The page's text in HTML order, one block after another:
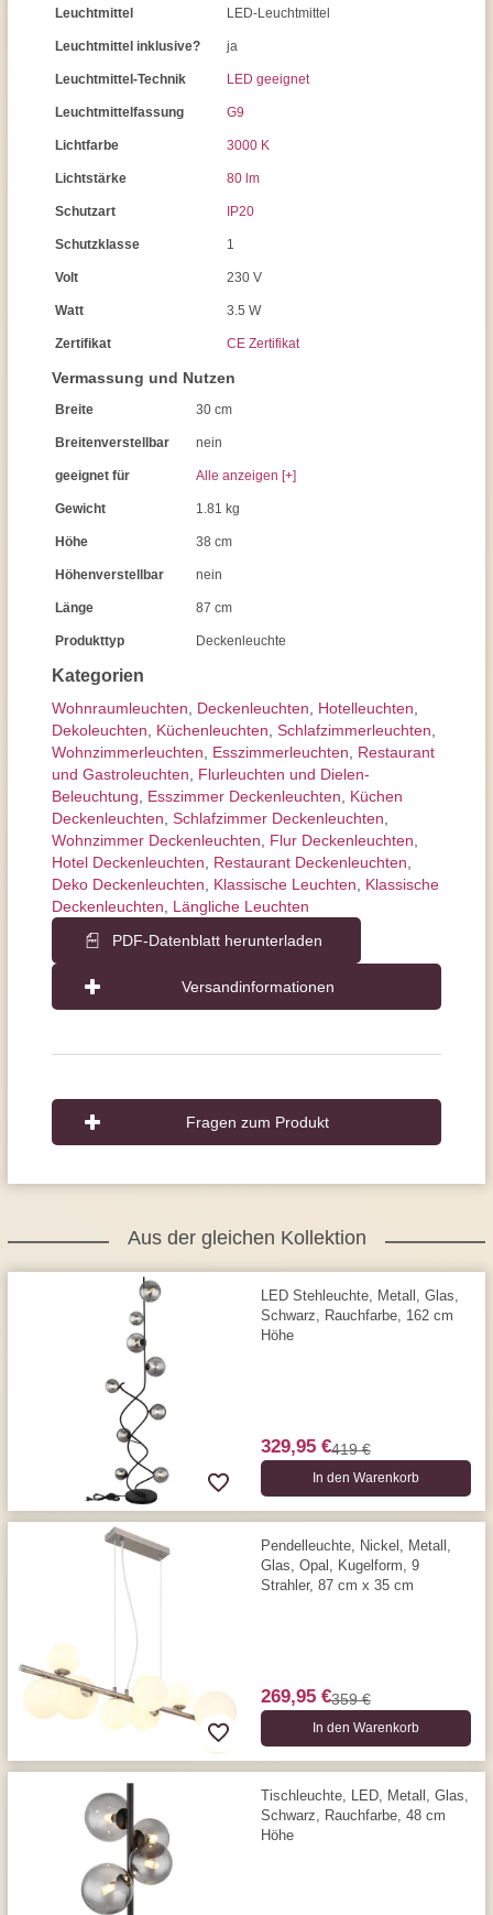
Kategorien
Wohnraum­leuchten Decken­leuchten Hotelleuchten
Dekoleuchten
Küchenleuchten Schlafzimmer­leuchten
Wohnzimmer­leuchten
Esszimmer­­leuchten
Restaurant
und Gastroleuchten
Flurleuchten und Dielen-
Beleuchtung
Esszimmer Deckenleuchten
Küchen
Deckenleuchten Schlafzimmer Deckenleuchten
Wohnzimmer Deckenleuchten
Flur Deckenleuchten
Hotel Deckenleuchten
Restaurant Deckenleuchten
Deko Deckenleuchten
Klassische Leuchten
Klassische
Deckenleuchten
Längliche Leuchten
PDF-Datenblatt herunterladen
Versandinformationen
Leuchtmittel LED-Leuchtmittel
Leuchtmittel inklusive? ja
Leuchtmittel-Technik LED geeignet
Leuchtmittelfassung G9
Lichtfarbe 3000 K
Lichtstärke 80 lm
Schutzart IP20
Schutzklasse 1
Volt 230 V
Watt 3.5 W
Zertifikat CE Zertifikat
Vermassung und Nutzen
Breite 30 cm
Breitenverstellbar nein
geeignet für Alle anzeigen [+]
Gewicht 1.81 kg
Höhe 38 cm
Höhenverstellbar nein
Länge 87 cm
Produkttyp Deckenleuchte
Fragen zum Produkt
Aus der gleichen Kollektion
LED Stehleuchte, Metall, Glas,
Schwarz, Rauchfarbe, 162 cm
Höhe
329,95 €419 €
In den Warenkorb
Pendelleuchte, Nickel, Metall,
Glas, Opal, Kugelform, 9
Strahler, 87 cm x 35 cm
269,95 €359 €
In den Warenkorb
Tischleuchte, LED, Metall, Glas,
Schwarz, Rauchfarbe, 48 cm
Höhe